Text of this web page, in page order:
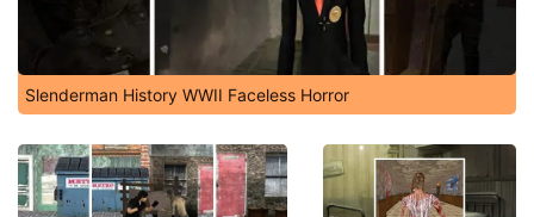
Slenderman History WWII Faceless Horror